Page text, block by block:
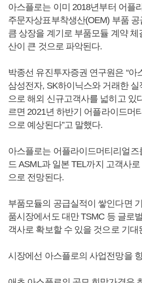
아스플로는 이미 2018년부터 어플
주문자상표부착생산(OEM) 부품
큼 상장을 계기로 부품모듈 계약 체
산이 큰 것으로 파악된다.
박종선 유진투자증권 연구원은 “아
삼성전자, SK하이닉스와 거래한
으로 해외 신규고객사를 넓히고 있
르면 2021년 하반기 어플라이드머
으로 예상된다”고 말했다.
아스플로는 어플라이드머티리얼즈
드 ASML과 일본 TEL까지 고객사
으로 전망된다.
부품모듈의 공급실적이 쌓인다면
품시장에서도 대만 TSMC 등 글로
객사로 확보할 수 있을 것으로 기대
시장에선 아스플로의 사업전망을